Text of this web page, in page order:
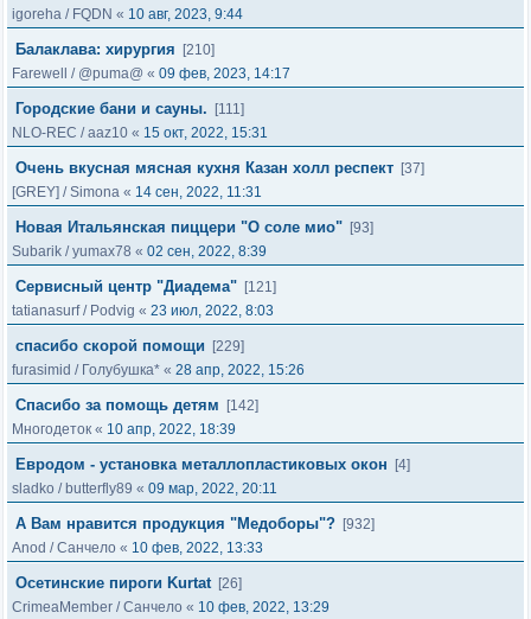
igoreha / FQDN « 10 авг, 2023, 9:44
Балаклава: хирургия
[210]
Farewell
/ @puma@ « 09 фев, 2023, 14:17
Городские бани и сауны.
[111]
NLO-REC /aaz10 « 15 окт, 2022, 15:31
Очень вкусная мясная кухня Казан холл респект [37]
[GREY] /Simona « 14 сен, 2022, 11:31
Новая Итальянская пиццери "О соле мио" [93]
Subarik /yumax78 « 02 сен, 2022, 8:39
Сервисный центр "Диадема" [121]
tatianasurf/ Podvig « 23 июл, 2022, 8:03
спасибо скорой помощи
[229]
furasimid / Голубушка* « 28 апр, 2022, 15:26
Cпасибо за помощь детям
[142]
Многодеток « 10 апр, 2022, 18:39
Евродом - установка металлопластиковых окон
[4]
sladko / butterfly89 « 09 мар, 2022, 20:11
А Вам нравится продукция "Медоборы"? [932]
Anod /Санчело « 10 фев, 2022, 13:33
Осетинские пироги Kurtat [26]
CrimeaMember /Санчело « 10 фев, 2022, 13:29